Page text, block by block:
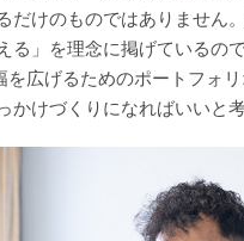
だけのものではありません
る」を理念に掲げているの
を広げるためのポートフォ
かけづくりになればいいと考